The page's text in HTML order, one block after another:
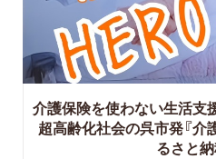
介護保険を使わない生活支
超高齢化社会の呉市発『介
るさと納